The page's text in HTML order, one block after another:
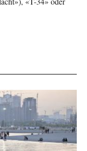
«T-34» oder